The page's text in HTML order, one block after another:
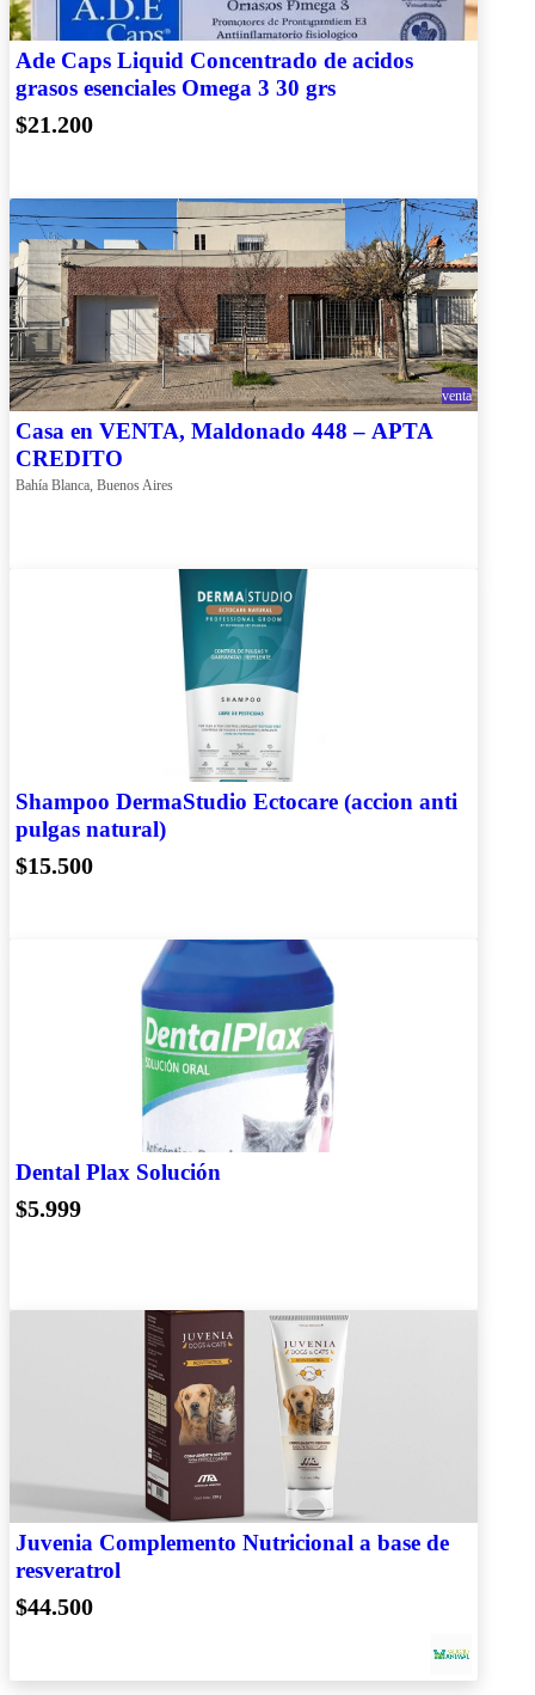
Ade Caps Liquid Concentrado de acidos
grasos esenciales Omega 3 30 grs
$21.200
venta
Casa en VENTA, Maldonado 448 – APTA
CREDITO
Bahía Blanca, Buenos Aires
Shampoo DermaStudio Ectocare (accion anti
pulgas natural)
$15.500
Dental Plax Solución
$5.999
Juvenia Complemento Nutricional a base de
resveratrol
$44.500